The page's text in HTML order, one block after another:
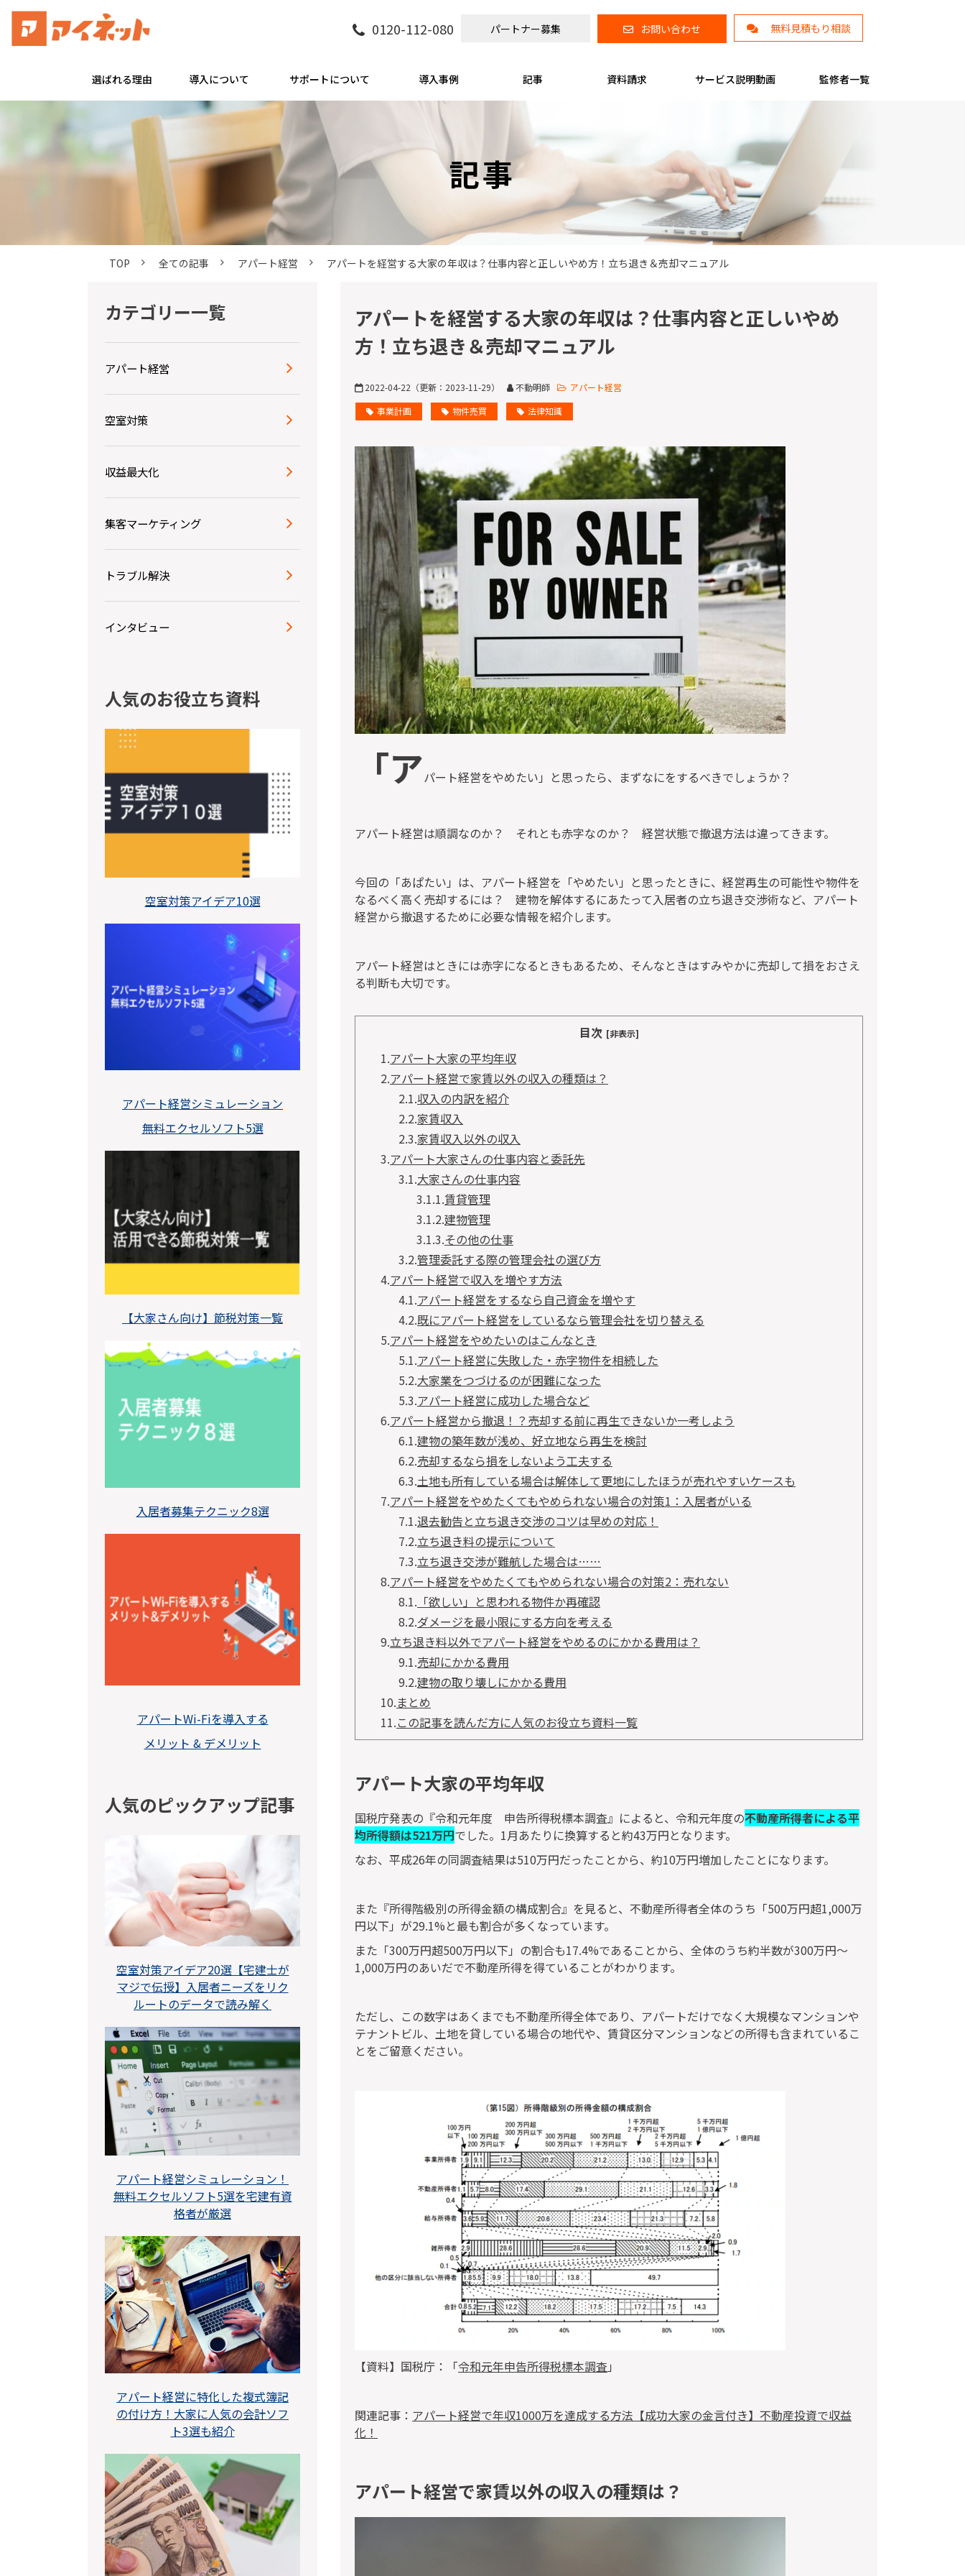
0120-112-080 パートナー募集 お問い合わせ 無料見積もり相談
選ばれる理由 導入について サポートについて 導入事例 記事 資料請求 サービス説明動画 監修者一覧
記事
TOP 全ての記事 アパート経営 アパートを経営する大家の年収は？仕事内容と正しいやめ方！立ち退き＆売却マニュアル
カテゴリー一覧
アパート経営
空室対策
収益最大化
集客マーケティング
トラブル解決
インタビュー
人気のお役立ち資料
空室対策アイデア10選
アパート経営シミュレーション
無料エクセルソフト5選
【大家さん向け】節税対策一覧
入居者募集テクニック8選
アパートWi-Fiを導入する
メリット & デメリット
人気のピックアップ記事
空室対策アイデア20選【宅建士が
マジで伝授】入居者ニーズをリク
ルートのデータで読み解く
アパート経営シミュレーション！
無料エクセルソフト5選を宅建有資
格者が厳選
アパート経営に特化した複式簿記
の付け方！大家に人気の会計ソフ
ト3選も紹介
アパートを経営する大家の年収は？仕事内容と正しいやめ
方！立ち退き＆売却マニュアル
2022-04-22 （更新： 2023-11-29） 不動明師
アパート経営
事業計画
物件売買 法律知識
「アパート経営をやめたい」と思ったら、まずなにをするべきでしょうか？
アパート経営は順調なのか？ それとも赤字なのか？ 経営状態で撤退方法は違ってきます。
今回の「あぱたい」は、アパート経営を「やめたい」と思ったときに、経営再生の可能性や物件を
なるべく高く売却するには？ 建物を解体するにあたって入居者の立ち退き交渉術など、アパート
経営から撤退するために必要な情報を紹介します。
アパート経営はときには赤字になるときもあるため、そんなときはすみやかに売却して損をおさえ
る判断も大切です。
目次 [非表示]
1.アパート大家の平均年収
2.アパート経営で家賃以外の収入の種類は？
2.1.収入の内訳を紹介
2.2.家賃収入
2.3.家賃収入以外の収入
3.アパート大家さんの仕事内容と委託先
3.1.大家さんの仕事内容
3.1.1.賃貸管理
3.1.2.建物管理
3.1.3.その他の仕事
3.2.管理委託する際の管理会社の選び方
4.アパート経営で収入を増やす方法
4.1.アパート経営をするなら自己資金を増やす
4.2.既にアパート経営をしているなら管理会社を切り替える
5.アパート経営をやめたいのはこんなとき
5.1.アパート経営に失敗した・赤字物件を相続した
5.2.大家業をつづけるのが困難になった
5.3.アパート経営に成功した場合など
6.アパート経営から撤退！？売却する前に再生できないか一考しよう
6.1.建物の築年数が浅め、好立地なら再生を検討
6.2.売却するなら損をしないよう工夫する
6.3.土地も所有している場合は解体して更地にしたほうが売れやすいケースも
7.アパート経営をやめたくてもやめられない場合の対策1：入居者がいる
7.1.退去勧告と立ち退き交渉のコツは早めの対応！
7.2.立ち退き料の提示について
7.3.立ち退き交渉が難航した場合は……
8.アパート経営をやめたくてもやめられない場合の対策2：売れない
8.1. 「欲しい」と思われる物件か再確認
8.2.ダメージを最小限にする方向を考える
9.立ち退き料以外でアパート経営をやめるのにかかる費用は？
9.1.売却にかかる費用
9.2.建物の取り壊しにかかる費用
10.まとめ
11.この記事を読んだ方に人気のお役立ち資料一覧
アパート大家の平均年収
国税庁発表の『令和元年度 申告所得税標本調査』によると、令和元年度の不動産所得者による平
均所得額は521万円でした。1月あたりに換算すると約43万円となります。
なお、平成26年の同調査結果は510万円だったことから、約10万円増加したことになります。
また『所得階級別の所得金額の構成割合』を見ると、不動産所得者全体のうち「500万円超1,000万
円以下」が29.1%と最も割合が多くなっています。
また「300万円超500万円以下」の割合も17.4%であることから、全体のうち約半数が300万円～
1,000万円のあいだで不動産所得を得ていることがわかります。
ただし、この数字はあくまでも不動産所得全体であり、アパートだけでなく大規模なマンションや
テナントビル、土地を貸している場合の地代や、賃貸区分マンションなどの所得も含まれているこ
とをご留意ください。
【資料】国税庁：「令和元年申告所得税標本調査」
関連記事： アパート経営で年収1000万を達成する方法【成功大家の金言付き】不動産投資で収益
化！
アパート経営で家賃以外の収入の種類は？